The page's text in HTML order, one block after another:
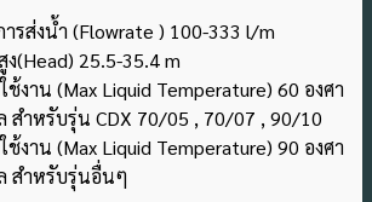
รส่งน้ำ (Flowrate ) 100-333 l/m
ง(Head) 25.5-35.4 m
งาน (Max Liquid Temperature) 60 องศา
สำหรับรุ่น CDX 70/05 , 70/07 , 90/10
งาน (Max Liquid Temperature) 90 องศา
สำหรับรุ่นอื่นๆ